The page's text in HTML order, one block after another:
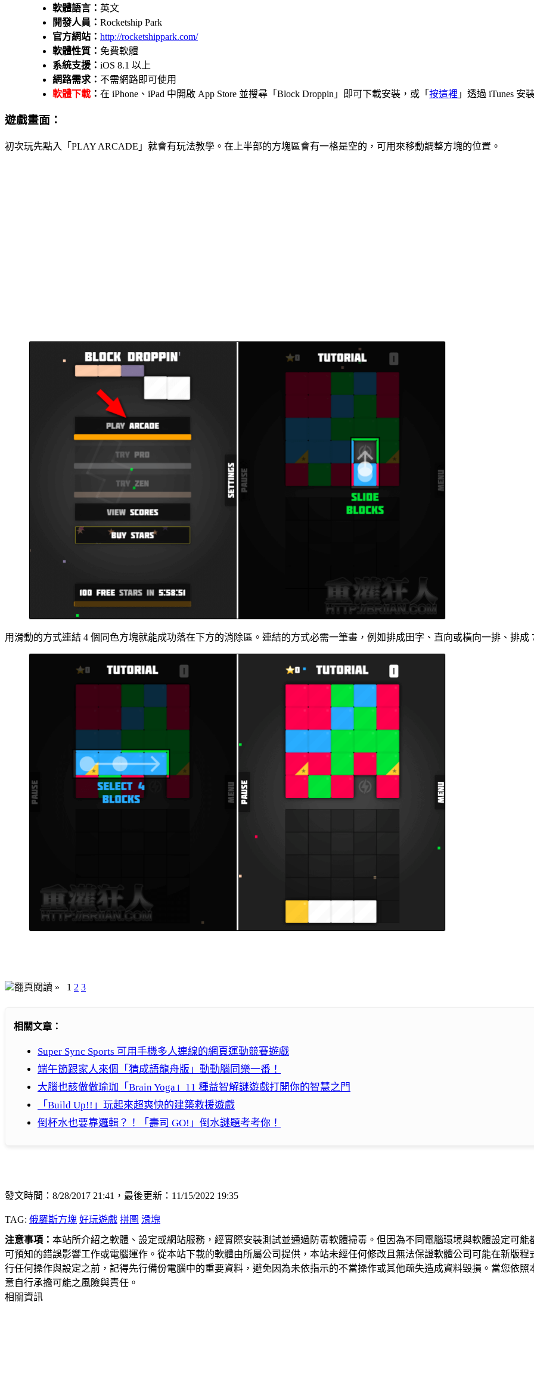
軟體語言： 英文
開發人員： Rocketship Park
官方網站： http://rocketshippark.com/
軟體性質： 免費軟體
系統支援： iOS 8.1 以上
網路需求： 不需網路即可使用
軟體下載 ： 在 iPhone、iPad 中開啟 App Store 並搜尋「Block Droppin」即可下載安裝，或「 按這裡 」透過 iTunes 安
遊戲畫面：
初次玩先點入「PLAY ARCADE」就會有玩法教學。在上半部的方塊區會有一格是空的，可用來移動調整方塊的位置。
用滑動的方式連結 4 個同色方塊就能成功落在下方的消除區。連結的方式必需一筆畫，例如排成田字、直向或橫向一排、排
翻頁閱讀 » 1 2 3
相關文章：
Super Sync Sports 可用手機多人連線的網頁運動競賽遊戲
端午節跟家人來個「猜成語龍舟版」動動腦同樂一番！
大腦也該做做瑜珈「Brain Yoga」11 種益智解謎遊戲打開你的智慧之門
「Build Up!!」玩起來超爽快的建築救援遊戲
倒杯水也要靠邏輯？！「壽司 GO!」倒水謎題考考你！
發文時間：8/28/2017 21:41，最後更新：11/15/2022 19:35
TAG: 俄羅斯方塊 好玩遊戲 拼圖 滑塊
注意事項： 本站所介紹之軟體、設定或網站服務，經實際安裝測試並通過防毒軟體掃毒。但因為不同電腦環境與軟體設定可
可預知的錯誤影響工作或電腦運作。從本站下載的軟體由所屬公司提供，本站未經任何修改且無法保證軟體公司可能在新版
行任何操作與設定之前，記得先行備份電腦中的重要資料，避免因為未依指示的不當操作或其他疏失造成資料毀損。當您依
意自行承擔可能之風險與責任。
相關資訊